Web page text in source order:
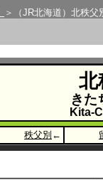
＞（JR北海道）北秩父
北
きた
Kita-
秩父別 ←